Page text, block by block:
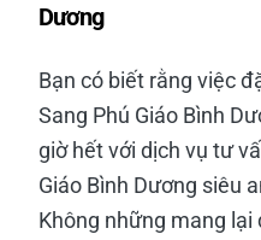
Dương
Bạn có biết rằng việc
Sang Phú Giáo Bình
giờ hết với dịch vụ tư
Giáo Bình Dương siêu
Không những mang